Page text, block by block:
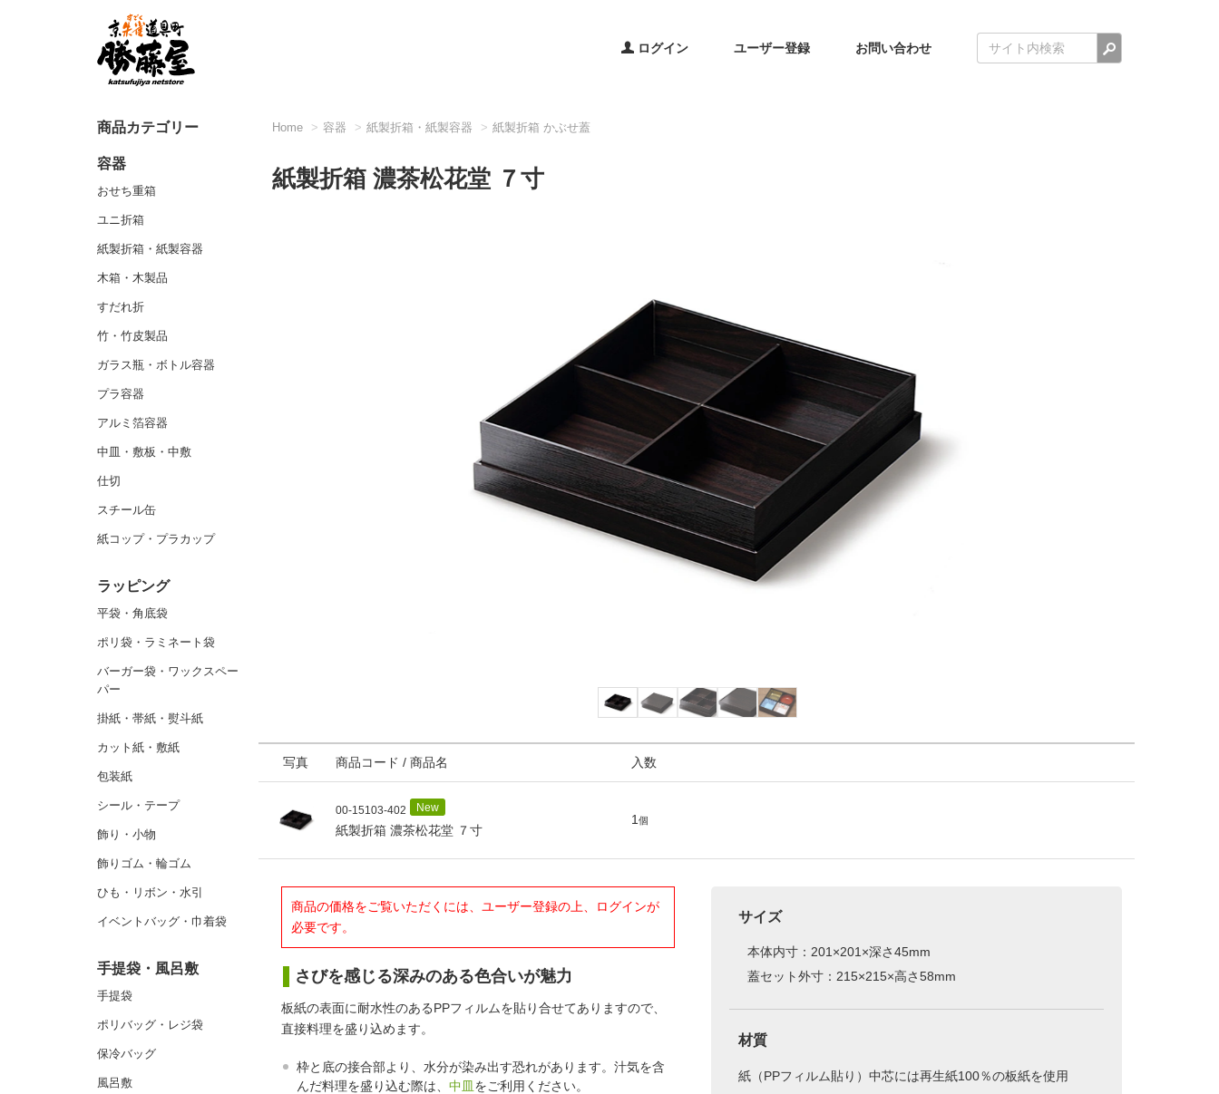
ログイン ユーザー登録 お問い合わせ 検索
商品カテゴリー
容器
おせち重箱
ユニ折箱
紙製折箱・紙製容器
木箱・木製品
すだれ折
竹・竹皮製品
ガラス瓶・ボトル容器
プラ容器
アルミ箔容器
中皿・敷板・中敷
仕切
スチール缶
紙コップ・プラカップ
ラッピング
平袋・角底袋
ポリ袋・ラミネート袋
バーガー袋・ワックスペー
パー
掛紙・帯紙・熨斗紙
カット紙・敷紙
包装紙
シール・テープ
飾り・小物
飾りゴム・輪ゴム
ひも・リボン・水引
イベントバッグ・巾着袋
手提袋・風呂敷
手提袋
ポリバッグ・レジ袋
保冷バッグ
風呂敷
Home 容器 紙製折箱・紙製容器 紙製折箱 かぶせ蓋
紙製折箱 濃茶松花堂 ７寸
写真 商品コード / 商品名 入数
00-15103-402 New
紙製折箱 濃茶松花堂 ７寸
1個
商品の価格をご覧いただくには、ユーザー登録の上、ログインが
必要です。
さびを感じる深みのある色合いが魅力
板紙の表面に耐水性のあるPPフィルムを貼り合せてありますので、
直接料理を盛り込めます。
枠と底の接合部より、水分が染み出す恐れがあります。汁気を含
んだ料理を盛り込む際は、中皿をご利用ください。
サイズ
本体内寸：201×201×深さ45mm
蓋セット外寸：215×215×高さ58mm
材質
紙（PPフィルム貼り）中芯には再生紙100％の板紙を使用